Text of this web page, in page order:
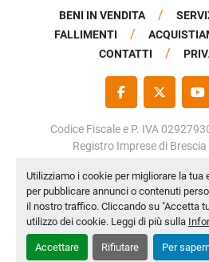
Utilizziamo i cookie per migliorare la tua
per pubblicare annunci o contenuti
il nostro traffico. Cliccando su "Accetta
utilizzo dei cookie. Leggi di più sulla
Accettare Rifiutare Per
BENI IN VENDITA
FALLIMENTI
CONTATTI
FACEBOOKTWITTER
Codice Fiscale e P. IVA
Registro Imprese di Brescia
Personalizza le
Machinio Systemsito